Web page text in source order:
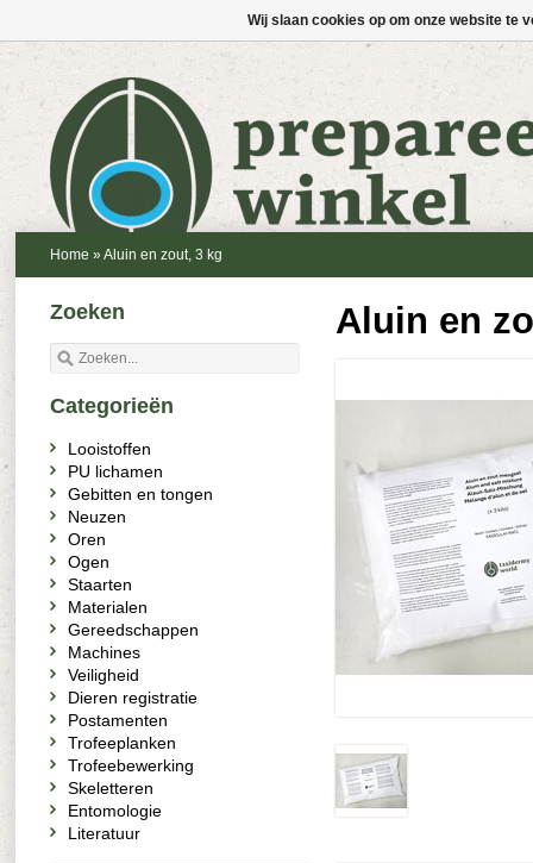
Home » Aluin en zout, 3 kg
Aluin en
Zoeken
Categorieën
Looistoffen
PU lichamen
Gebitten en tongen
Neuzen
Oren
Ogen
Staarten
Materialen
Gereedschappen
Machines
Veiligheid
Dieren registratie
Postamenten
Trofeeplanken
Trofeebewerking
Skeletteren
Entomologie
Literatuur
Wij slaan cookies op om onze website te